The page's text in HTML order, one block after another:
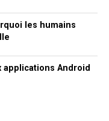
les humains
Android